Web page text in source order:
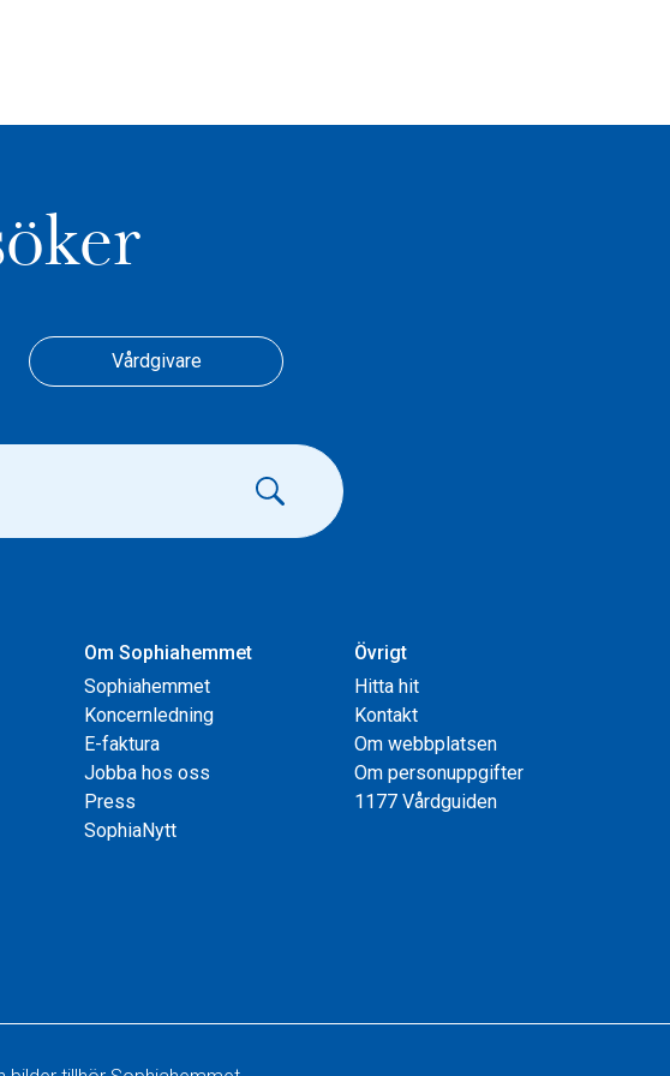
Vårdgivare
Om Sophiahemmet
Sophiahemmet
Koncernledning
E-faktura
Jobba hos oss
Press
SophiaNytt
Övrigt
Hitta hit
Kontakt
Om webbplatsen
Om personuppgifter
1177 Vårdguiden